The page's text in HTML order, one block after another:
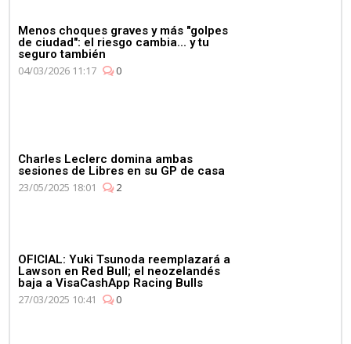
Menos choques graves y más "golpes
de ciudad": el riesgo cambia... y tu
seguro también
04/03/2026 11:17
0
Charles Leclerc domina ambas
sesiones de Libres en su GP de casa
23/05/2025 18:01
2
OFICIAL: Yuki Tsunoda reemplazará a
Lawson en Red Bull; el neozelandés
baja a VisaCashApp Racing Bulls
27/03/2025 10:41
0